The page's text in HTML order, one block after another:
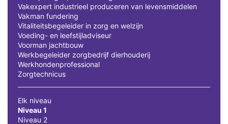
Vakexpert industrieel produceren van levensmiddelen
Vakman fundering
Vitaliteitsbegeleider in zorg en welzijn
Voeding- en leefstijladviseur
Voorman jachtbouw
Werkbegeleider zorgbedrijf dierhouderij
Werkhondenprofessional
Zorgtechnicus
Elk niveau
Niveau 1
Niveau 2